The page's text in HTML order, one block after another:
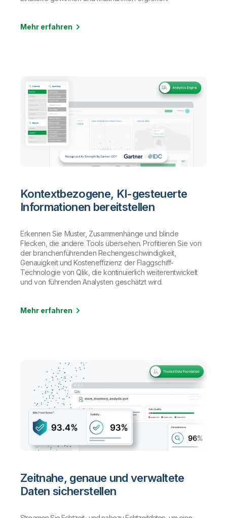
Mehr erfahren
Kontextbezogene, KI-gesteuerte
Informationen bereitstellen
Erkennen Sie Muster, Zusammenhänge und blinde
Flecken, die andere Tools übersehen. Profitieren Sie von
der branchenführenden Rechengeschwindigkeit,
Genauigkeit und Kosteneffizienz der Flaggschiff-
Technologie von Qlik, die kontinuierlich weiterentwickelt
und von führenden Analysten geschätzt wird.
Mehr erfahren
Zeitnahe, genaue und verwaltete
Daten sicherstellen